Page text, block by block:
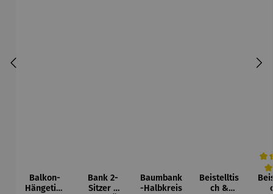
Balkon-
Hängetisc
Bank 2-
Sitzer –
Baumbank
-Halbkreis
Beistelltis
ch &